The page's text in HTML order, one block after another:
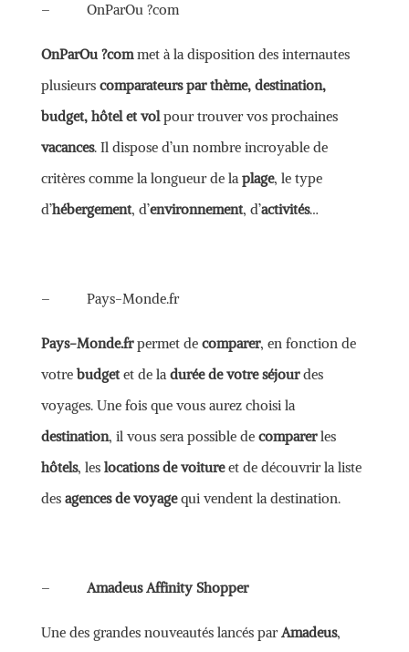
– OnParOu ?com
OnParOu ?commet à la disposition des internautes
plusieurs comparateurs par thème, destination,
budget, hôtel et volpour trouver vos prochaines
vacances. Il dispose d’un nombre incroyable de
critères comme la longueur de laplage, le type
d’hébergement, d’environnement, d’activités…
– Pays-Monde.fr
Pays-Monde.frpermet de comparer, en fonction de
votrebudgetet de ladurée de votre séjourdes
voyages. Une fois que vous aurez choisi la
destination, il vous sera possible de comparerles
hôtels, les locations de voitureet de découvrir la liste
des agences de voyagequi vendent la destination.
– Amadeus Affinity Shopper
Une des grandes nouveautés lancés parAmadeus,